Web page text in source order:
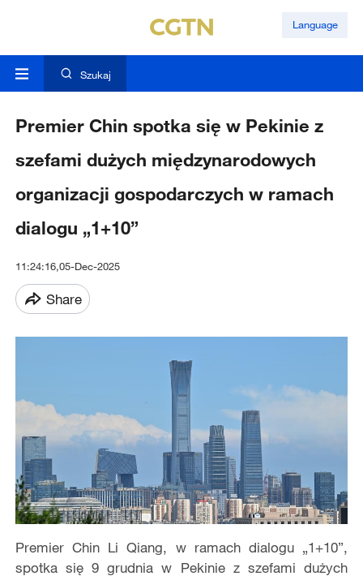
Language
Szukaj
Premier Chin spotka się w Pekinie z
szefami dużych międzynarodowych
organizacji gospodarczych w ramach
dialogu „1+10”
11:24:16,05-Dec-2025
Share
Premier Chin Li Qiang, w ramach dialogu „1+10”,
spotka się 9 grudnia w Pekinie z szefami dużych